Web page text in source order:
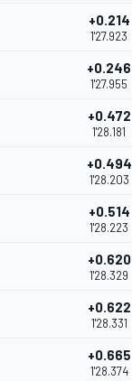
+0.214
1'27.923
+0.246
1'27.955
+0.472
1'28.181
+0.494
1'28.203
+0.514
1'28.223
+0.620
1'28.329
+0.622
1'28.331
+0.665
1'28.374